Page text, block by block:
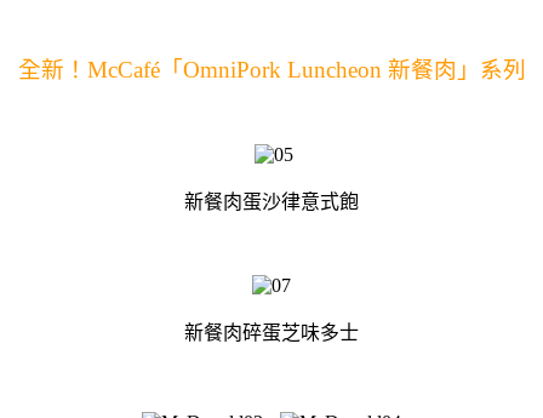
全新！McCafé「OmniPork Luncheon 新餐肉」系列
新餐肉蛋沙律意式飽
新餐肉碎蛋芝味多士